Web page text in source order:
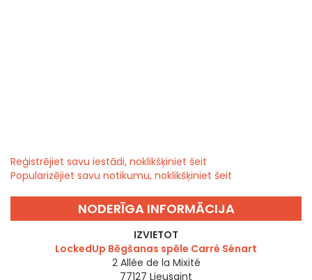
Reģistrējiet savu iestādi, noklikšķiniet šeit
Popularizējiet savu notikumu, noklikšķiniet šeit
NODERĪGA INFORMĀCIJA
IZVIETOT
LockedUp Bēgšanas spēle Carré Sénart
2 Allée de la Mixité
77127 Lieusaint